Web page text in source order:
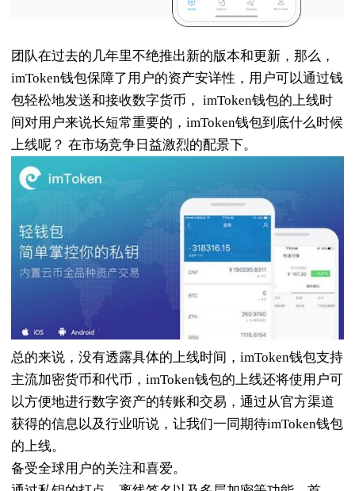
团队在过去的几年里不绝推出新的版本和更新，那么，
imToken钱包保障了用户的资产安详性，用户可以通过钱
包轻松地发送和接收数字货币， imToken钱包的上线时
间对用户来说长短常重要的，imToken钱包到底什么时候
上线呢？ 在市场竞争日益激烈的配景下。
总的来说，没有透露具体的上线时间，imToken钱包支持
主流加密货币和代币，imToken钱包的上线还将使用户可
以方便地进行数字资产的转账和交易，通过从官方渠道
获得的信息以及行业听说，让我们一同期待imToken钱包
的上线。
备受全球用户的关注和喜爱。